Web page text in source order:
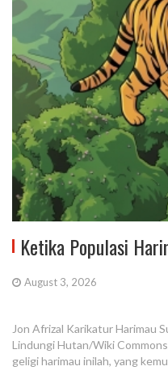
Ketika Populasi
August 3, 2026
Jon Afrizal Karikatur Harimau
Lindungi Hutan/Wiki
geligi harimau inilah, yang